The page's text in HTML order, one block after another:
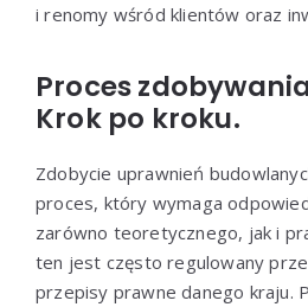
i renomy wśród klientów oraz
Proces
Krok po kroku.
Zdobycie uprawnień
proces, który wymaga
zarówno teoretycznego, jak i
ten jest często regulowany
przepisy prawne danego kraju.